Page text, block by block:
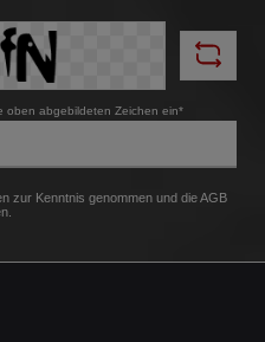
oben abgebildeten Zeichen ein*
zur Kenntnis genommen und dieAGB